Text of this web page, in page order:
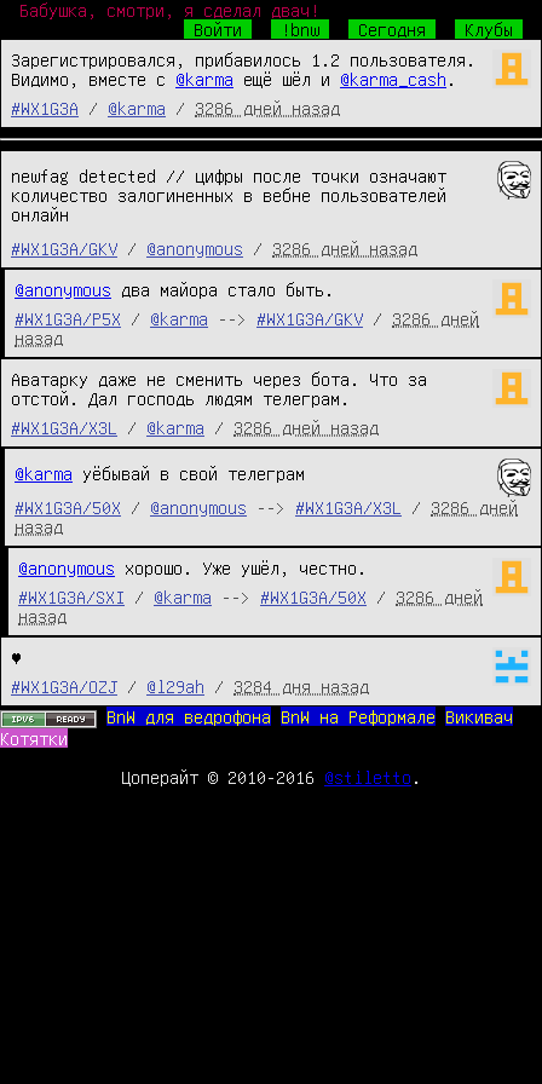
Бабушка, смотри, я сделал двач!
Войти
!bnw Сегодня
Клубы
Зарегистрировался, прибавилось 1.2 пользователя.
Видимо, вместе с @karma ещё шёл и @karma_cash
#WX1G3A
/ @karma / 3286 дней назад
newfag detected // цифры после точки означают
количество залогиненных в вебне пользователей
онлайн
#WX1G3A/GKV
/ @anonymous / 3286 дней назад
@anonymous два майора стало быть.
#WX1G3A/P5X
/ @karma --> #WX1G3A/GKV / 3286 дней
назад
Аватарку даже не сменить через бота. Что за
отстой. Дал господь людям телеграм.
#WX1G3A/X3L
/ @karma / 3286 дней назад
@karma уёбывай в свой телеграм
#WX1G3A/50X
/ @anonymous --> #WX1G3A/X3L / 3286 дней
назад
@anonymous хорошо. Уже ушёл, честно.
#WX1G3A/SXI
/ @karma --> #WX1G3A/50X / 3286 дней
назад
♥
#WX1G3A/OZJ
/ @l29ah / 3284 дня назад
BnW для ведрофона
BnW на Реформале
Викивач
Котятки
Цоперайт © 2010-2016 @stiletto